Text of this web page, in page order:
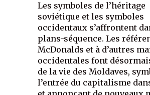
Les symboles de l’héritage
soviétique et les symboles
occidentaux s’affrontent
plans-séquence. Les
McDonalds et à d’autres
occidentales font
de la vie des Moldaves,
l’entrée du capitalisme